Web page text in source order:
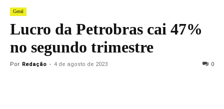
Geral
Lucro da Petrobras cai 47%
no segundo trimestre
Por Redação - 4 de agosto de 2023 0